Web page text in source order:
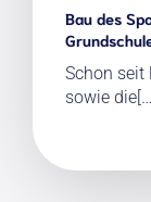
Bau des
Schon seit
sowie